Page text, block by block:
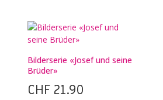
Bilderserie «Josef und seine
Brüder»
CHF 21.90